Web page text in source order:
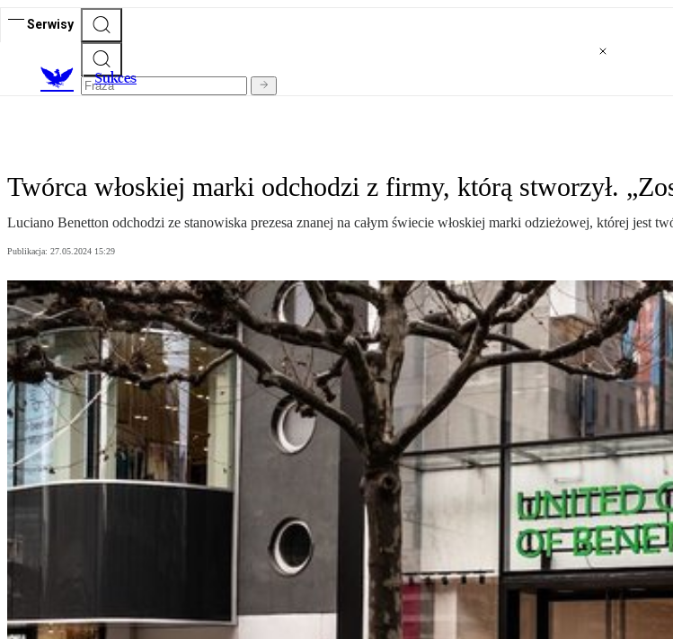
Serwisy
Sukces
Twórca włoskiej marki odchodzi z firmy, którą stworzył.
Luciano Benetton odchodzi ze stanowiska prezesa znanej na całym świecie włoskiej marki odzieżowej, której jest
Publikacja: 27.05.2024 15:29